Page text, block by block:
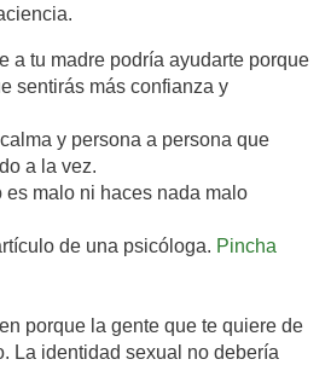
a tu madre podría ayudarte porque
sentirás más confianza y
y persona a persona que
a la vez.
es malo ni haces nada malo
de una psicóloga. Pincha
porque la gente que te quiere de
La identidad sexual no debería